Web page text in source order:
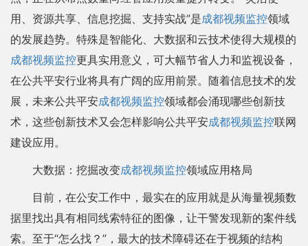
用、资源共享、信息挖掘、支持实战”是成都视频监控领域
的发展趋势。特殊是智能化、大数据和云技术使得大规模的
成都视频监控更具实用意义，可大幅节省人力和监视设备，
在公共平安行业将具有广阔的应用前景。随着信息技术的发
展，未来公共平安成都视频监控领域都会涌现哪些创新技
术，这些创新技术又会怎样影响公共平安成都视频监控联网
建设应用。
大数据：挖掘改变成都视频监控领域应用格局
目前，在公安工作中，最实在的应用就是从海量视频数
据里找出具有相同线索特征的图像，让干警发现新的案件线
索。至于“怎么找？”，最大的技术障碍还在于视频的结构